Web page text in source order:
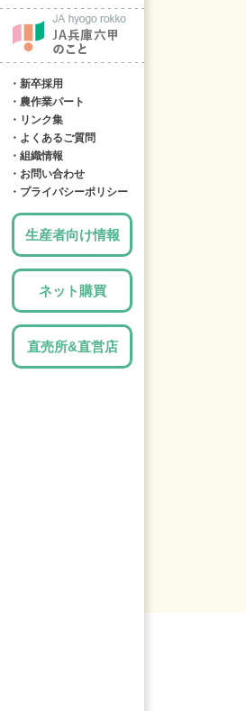
・新卒採用
・農作業パート
・リンク集
・よくあるご質問
・組織情報
・お問い合わせ
・プライバシーポリシー
生産者向け情報
ネット購買
直売所&直営店